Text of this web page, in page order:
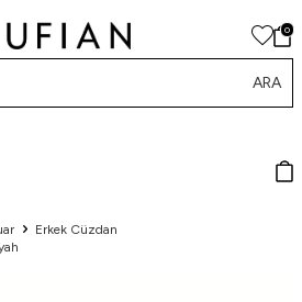
0
ARA
Erkek Cüzdan